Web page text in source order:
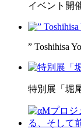
イベント開
” Toshihisa
特別展「堀